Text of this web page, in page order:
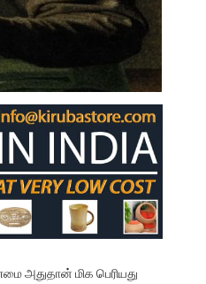
அதுதான் மிக பெரியது